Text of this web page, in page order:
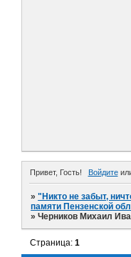
Привет, Гость! Войдите
»"Никто не забыт,
памяти Пензенской
»Черников Михаил
Страница:1